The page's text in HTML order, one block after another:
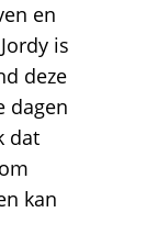
en
is
deze
dagen
dat
kan